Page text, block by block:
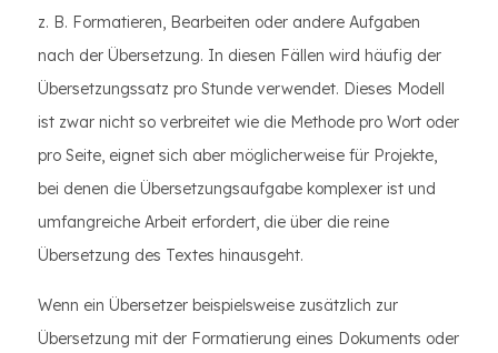
z. B. Formatieren, Bearbeiten oder andere Aufgaben
nach der Übersetzung. In diesen Fällen wird häufig der
Übersetzungssatz pro Stunde verwendet. Dieses Modell
ist zwar nicht so verbreitet wie die Methode pro Wort oder
pro Seite, eignet sich aber möglicherweise für Projekte,
bei denen die Übersetzungsaufgabe komplexer ist und
umfangreiche Arbeit erfordert, die über die reine
Übersetzung des Textes hinausgeht.
Wenn ein Übersetzer beispielsweise zusätzlich zur
Übersetzung mit der Formatierung eines Dokuments oder